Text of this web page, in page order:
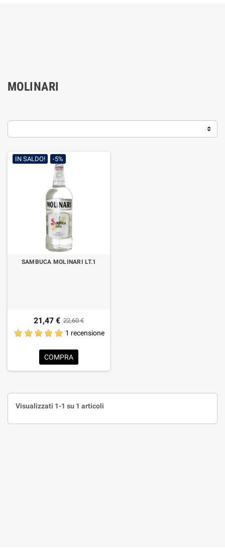
MOLINARI
IN SALDO! -5%
SAMBUCA MOLINARI LT.1
21,47 € 22,60 €
1 recensione
COMPRA
Visualizzati 1-1 su 1 articoli